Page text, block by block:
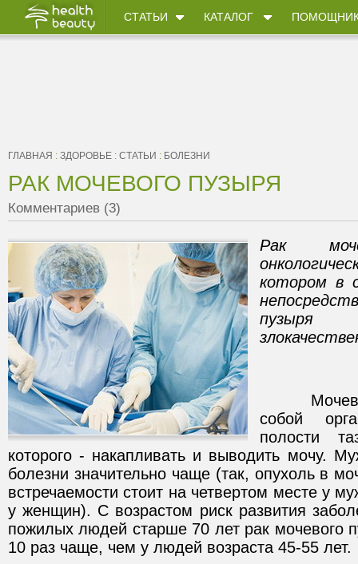
СТАТЬИ КАТАЛОГ
ГЛАВНАЯ : ЗДОРОВЬЕ : СТАТЬИ : БОЛЕЗНИ
РАК МОЧЕВОГО ПУЗЫРЯ
Комментариев (3)
Рак
котором в
Мочевой
собой
пoлости
которого - накапливать и выводить мочу.
болезни значительно чаще (так, опухоль в
встречаемости стоит на четвертом месте у
у женщин). С возрастом риск развития
пожилых людей старше 70 лет рак мочевого
10 раз чаще, чем у людей возраста 45-55 лет.